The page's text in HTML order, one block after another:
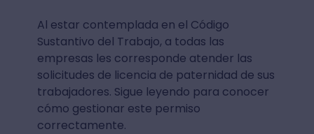
Al estar contemplada en el Código
Sustantivo del Trabajo, a todas las
empresas les corresponde atender las
solicitudes de licencia de paternidad de sus
trabajadores. Sigue leyendo para conocer
cómo gestionar este permiso
correctamente.